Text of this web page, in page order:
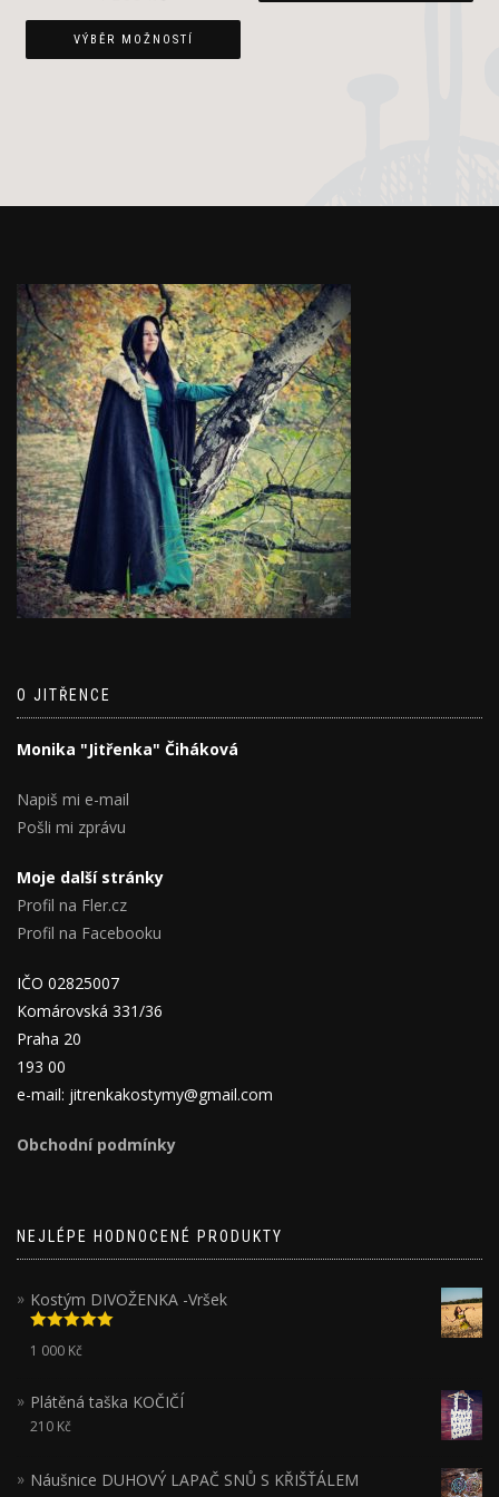
VÝBĚR MOŽNOSTÍ
O JITŘENCE
Monika "Jitřenka" Čiháková
Napiš mi e-mail
Pošli mi zprávu
Moje další stránky
Profil na Fler.cz
Profil na Facebooku
IČO 02825007
Komárovská 331/36
Praha 20
193 00
e-mail: jitrenkakostymy@gmail.com
Obchodní podmínky
NEJLÉPE HODNOCENÉ PRODUKTY
Kostým DIVOŽENKA -Vršek
5.00z 5
1 000 Kč
Plátěná taška KOČIČÍ
210 Kč
Náušnice DUHOVÝ LAPAČ SNŮ S KŘIŠŤÁLEM